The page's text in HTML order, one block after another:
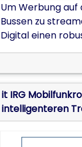
Um Werbung auf
Bussen zu
Digital einen
5G-Router.
it IRG
intelligenteren